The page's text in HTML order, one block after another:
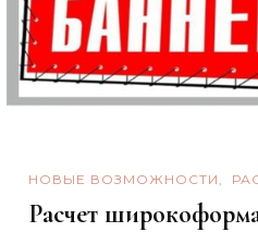
НОВЫЕ ВОЗМОЖНОСТИ
Расчет